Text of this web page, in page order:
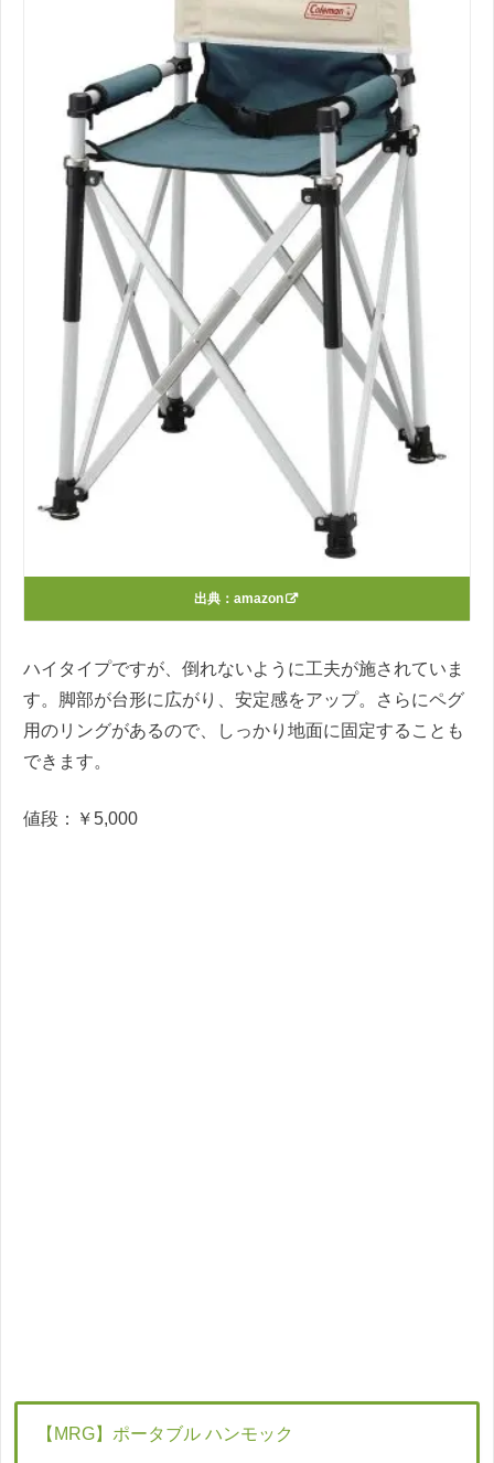
出典： amazon
ハイタイプですが、倒れないように工夫が施されていま
す。脚部が台形に広がり、安定感をアップ。さらにペグ
用のリングがあるので、しっかり地面に固定することも
できます。
値段：￥5,000
【MRG】ポータブル ハンモック